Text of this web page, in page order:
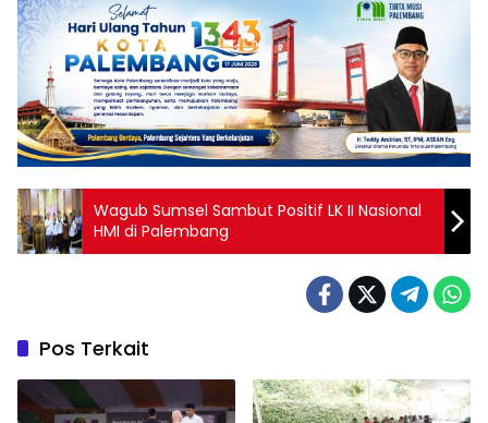
Wagub Sumsel Sambut Positif LK II Nasional
HMI di Palembang
Pos Terkait